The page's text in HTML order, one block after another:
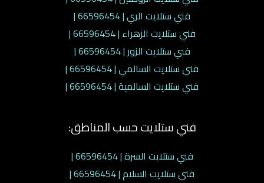
فني ستلايت الري | 66596454 |
فني ستلايت الزهراء | 66596454 |
فني ستلايت الزور | 66596454 |
فني ستلايت السالمي | 66596454 |
فني ستلايت السالمية | 66596454 |
فني ستلايت حسب المناطق:
فني ستلايت السرة | 66596454 |
فني ستلايت السلام | 66596454 |